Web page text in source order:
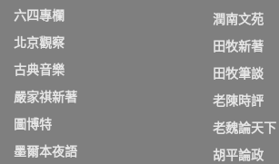
六四專欄
北京觀察
古典音樂
嚴家祺新著
圖博特
墨爾本夜語
潤南文苑
田牧新著
田牧筆談
老陳時評
老魏論天下
胡平論政